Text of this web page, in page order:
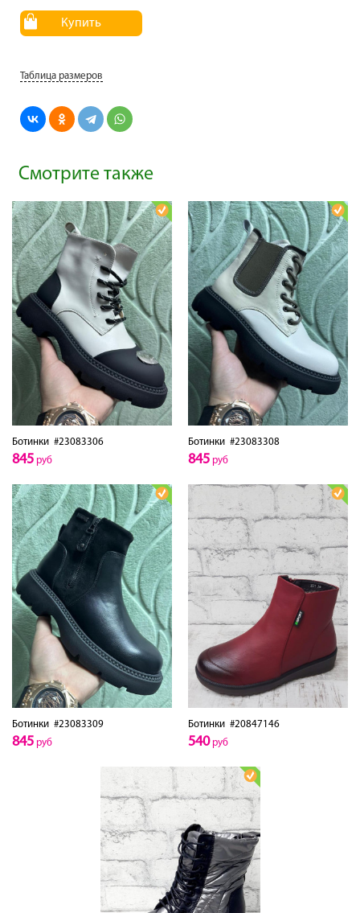
Купить
Таблица размеров
Смотрите также
Ботинки #23083306
845 руб
Ботинки #23083308
845 руб
Ботинки #23083309
845 руб
Ботинки #20847146
540руб